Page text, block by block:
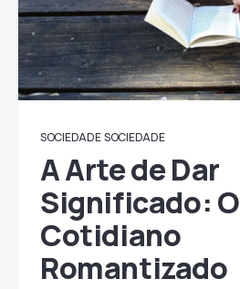
SOCIEDADE SOCIEDADE
A Arte de Dar
Significado: O
Cotidiano
Romantizado